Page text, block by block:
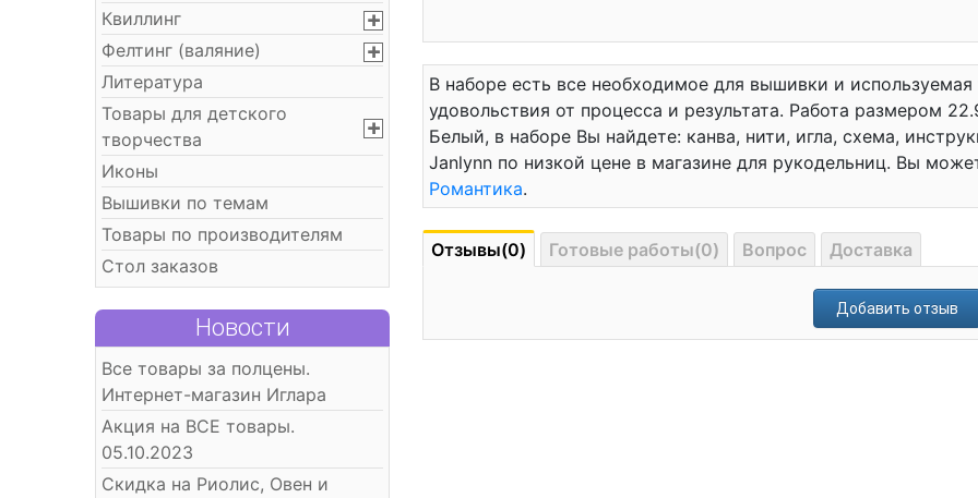
Квиллинг
Фелтинг (валяние)
Литература
Товары для детского
творчества
Иконы
Вышивки по темам
Товары по производителям
Стол заказов
Новости
Все товары за полцены.
Интернет-магазин Иглара
Акция на ВСЕ товары.
05.10.2023
Скидка на Риолис, Овен и
В наборе есть все необходимое для вышивки и
удовольствия от процесса и результата. Работа размером
Белый, в наборе Вы найдете: канва, нити, игла, схема,
Janlynn по низкой цене в магазине для рукодельниц. Вы
Романтика.
Отзывы(0) Готовые работы(0) Вопрос Доставка
Добавить отзыв